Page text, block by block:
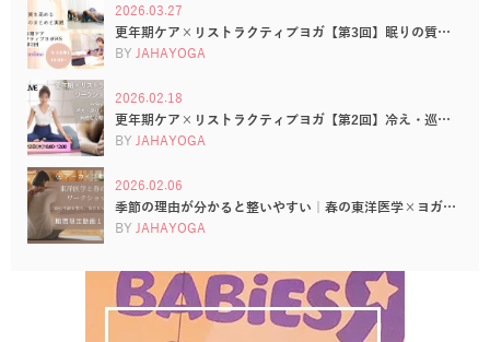
2026.03.27
更年期ケア×リストラクティブヨガ【第3回】眠りの質…
BY JAHAYOGA
2026.02.18
更年期ケア×リストラクティブヨガ【第2回】冷え・巡…
BY JAHAYOGA
2026.02.06
季節の理由が分かると整いやすい｜春の東洋医学×ヨガ…
BY JAHAYOGA